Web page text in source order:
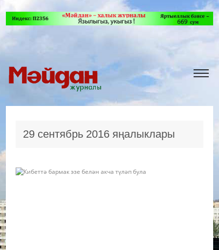
29 сентябрь 2016 яңалыклары